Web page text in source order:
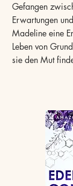
Gefangen
Erwartungen
Madeline eine
Leben von
sie den Mut